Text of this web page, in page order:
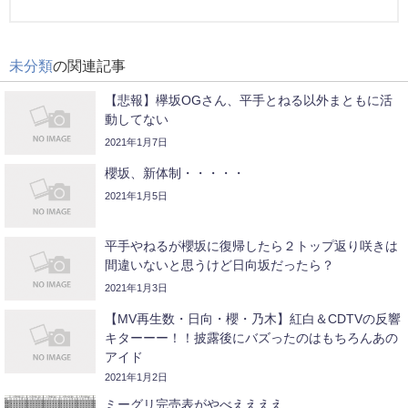
未分類の関連記事
【悲報】欅坂OGさん、平手とねる以外まともに活
動してない
2021年1月7日
櫻坂、新体制・・・・・
2021年1月5日
平手やねるが櫻坂に復帰したら２トップ返り咲きは
間違いないと思うけど日向坂だったら？
2021年1月3日
【MV再生数・日向・櫻・乃木】紅白＆CDTVの反響
キターーー！！披露後にバズったのはもちろんあの
アイド
2021年1月2日
ミーグリ完売表がやべええええ